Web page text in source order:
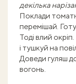
декілька
Поклади
перемішай.
Тоді влий
і тушкуй на
Доведи гуляш
вогонь.